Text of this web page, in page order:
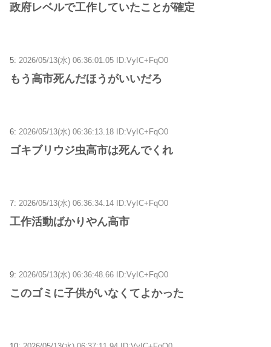
政府レベルで工作していたことが確定
5: 2026/05/13(水) 06:36:01.05 ID:VyIC+FqO0
もう高市死んだほうがいいだろ
6: 2026/05/13(水) 06:36:13.18 ID:VyIC+FqO0
ゴキブリウジ虫高市は死んでくれ
7: 2026/05/13(水) 06:36:34.14 ID:VyIC+FqO0
工作活動ばかりやん高市
9: 2026/05/13(水) 06:36:48.66 ID:VyIC+FqO0
このゴミに子供がいなくてよかった